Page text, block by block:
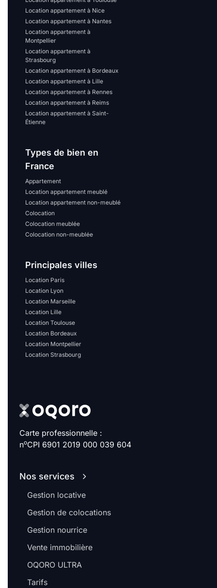
Location appartement à Nice
Location appartement à Nantes
Location appartement à
Montpellier
Location appartement à
Strasbourg
Location appartement à Bordeaux
Location appartement à Lille
Location appartement à Rennes
Location appartement à Reims
Location appartement à Saint-
Étienne
Types de bien en
France
Appartement
Location appartement meublé
Location appartement non-meublé
Colocation
Colocation meublée
Colocation non-meublée
Principales villes
Location Paris
Location Lyon
Location Marseille
Location Lille
Location Toulouse
Location Bordeaux
Location Montpellier
Location Strasbourg
Carte professionnelle :
noCPI 6901 2019 000 039 604
Nos services
Gestion locative
Gestion de colocations
Gestion nourrice
Vente immobilière
OQORO ULTRA
Tarifs